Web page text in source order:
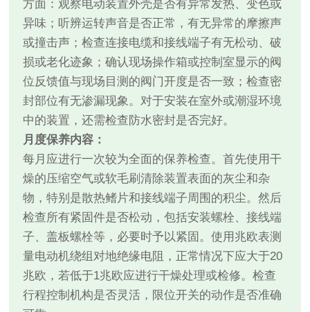
方面：观察电动装置外壳是否有异常发热、变色或
异味；听辨运转声音是否正常，有无异常的摩擦声
或撞击声；检查连接电缆和接线端子有无松动、破
损或老化迹象；确认现场操作箱或控制室显示的阀
位反馈值与现场目测的阀门开度是否一致；检查密
封部位有无渗漏现象。对于安装在室外或潮湿环境
中的装置，还需检查防水密封是否完好。
月度保养内容：
每月应进行一次较为全面的保养检查。首先使用干
燥的压缩空气或软毛刷清除装置表面的灰尘和杂
物，特别是散热鳍片和接线端子周围的积尘。然后
检查所有紧固件是否松动，包括安装螺栓、接线端
子、盖板螺栓等，必要时予以紧固。使用兆欧表测
量电动机绕组对地绝缘电阻，正常情况下应大于20
兆欧，若低于1兆欧应进行干燥处理或检修。检查
行程控制机构是否灵活，限位开关的动作是否准确